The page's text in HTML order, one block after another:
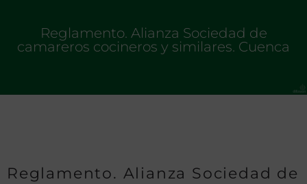
Reglamento. Alianza Sociedad de
camareros cocineros y similares. Cuenca
Reglamento. Alianza Sociedad de